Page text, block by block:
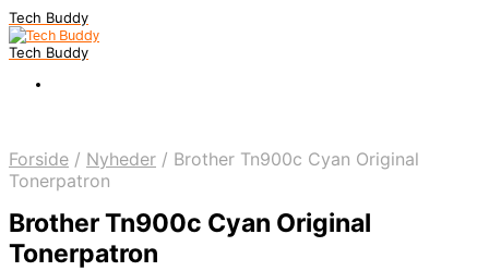
Tech Buddy
Tech Buddy
Forside / Nyheder / Brother Tn900c Cyan Original
Tonerpatron
Brother Tn900c Cyan Original
Tonerpatron